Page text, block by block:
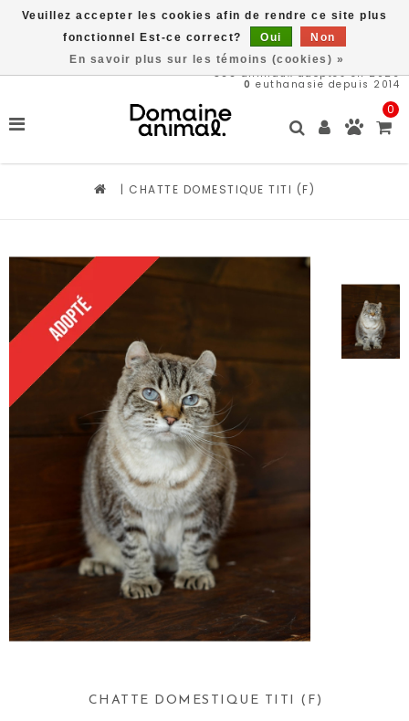
566animaux adoptés en 2026
0 euthanasie depuis 2014
0
| CHATTE DOMESTIQUE TITI (F)
CHATTE DOMESTIQUE TITI (F)
Veuillez accepter les cookies afin de rendre ce site plus
fonctionnel Est-ce correct?
Oui
Non
En savoir plus sur les témoins (cookies) »
Livraison gratuite à partir de 89$*